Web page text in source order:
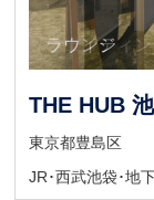
ラウンジ
ウェイティ
THE HUB
東京都豊島区
JR･西武池袋･地